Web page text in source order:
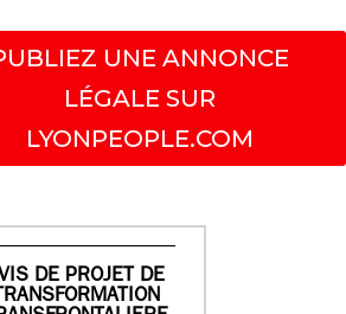
UNE ANNONCE
LÉGALE SUR
LYONPEOPLE.COM
DE PROJET DE